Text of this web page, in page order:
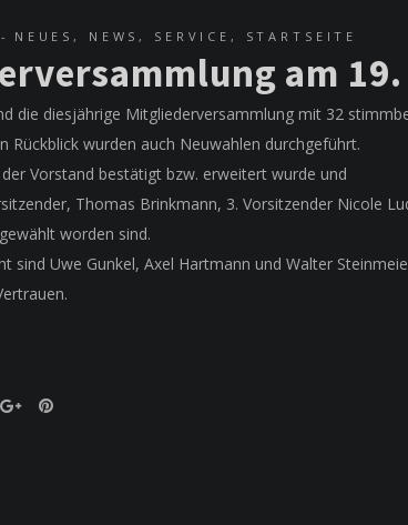
NEUES , NEWS , SERVICE , STARTSEITE
am
die diesjährige Mitgliederversammlung mit 32
Rückblick wurden auch Neuwahlen durchgeführt.
Vorstand bestätigt bzw. erweitert wurde und
Thomas Brinkmann, 3. Vorsitzender Nicole
worden sind.
sind Uwe Gunkel, Axel Hartmann und Walter